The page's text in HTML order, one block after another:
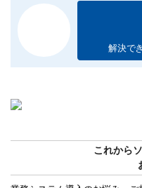
解決で
これから